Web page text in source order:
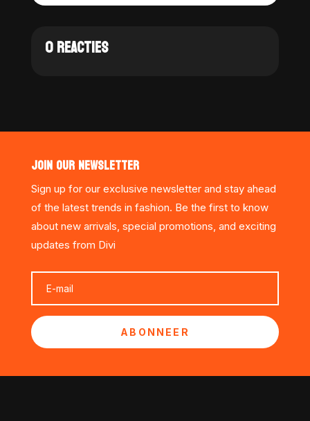
0 REACTIES
JOIN OUR NEWSLETTER
Sign up for our exclusive newsletter and stay ahead
of the latest trends in fashion. Be the first to know
about new arrivals, special promotions, and exciting
updates from Divi
ABONNEER